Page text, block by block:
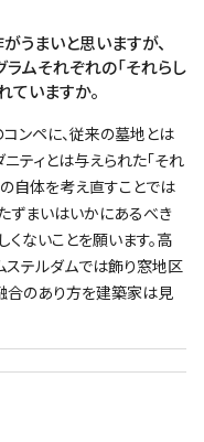
うまいと思いますが、
ムそれぞれの「それらし
ていますか。
ンペに、従来の墓地とは
ティとは与えられた「それ
自体を考え直すことでは
ずまいはいかにあるべき
くないことを願います。高
ステルダムでは飾り窓地区
合のあり方を建築家は見